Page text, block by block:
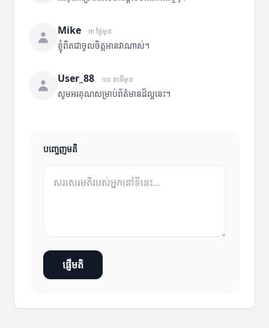
Mike ៣ ថ្ងៃមុន
ខ្ញុំពិតជាចូលចិត្តអានវាណាស់។
User_88 ១០ នាទីមុន
សូមអរគុណសម្រាប់ព័ត៌មានដ៏ល្អនេះ។
បញ្ចេញមតិ
ផ្ញើមតិ